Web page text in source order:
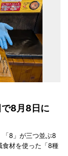
8月8日に
「8」が三つ並ぶ8
食材を使った「8種